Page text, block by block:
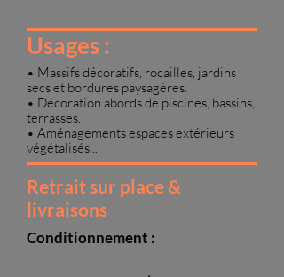
Usages :
• Massifs décoratifs, rocailles, jardins
secs et bordures paysagères.
• Décoration abords de piscines, bassins,
terrasses.
• Aménagements espaces extérieurs
végétalisés...
Retrait sur place &
livraisons
Conditionnement :